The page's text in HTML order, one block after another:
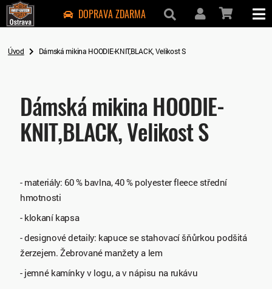
DOPRAVA ZDARMA
Úvod Dámská mikina HOODIE-KNIT,BLACK, Velikost S
Dámská mikina HOODIE-
KNIT,BLACK, Velikost S
- materiály: 60 % bavlna, 40 % polyester fleece střední
hmotnosti
- klokaní kapsa
- designové detaily: kapuce se stahovací šňůrkou podšitá
žerzejem. Žebrované manžety a lem
- jemné kamínky v logu, a v nápisu na rukávu